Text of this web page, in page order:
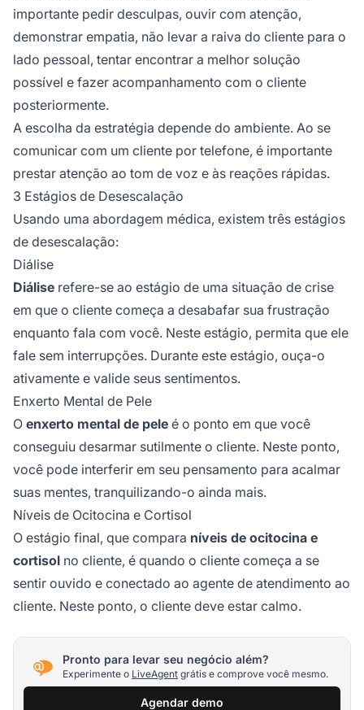
importante pedir desculpas, ouvir com atenção,
demonstrar empatia, não levar a raiva do cliente para o
lado pessoal, tentar encontrar a melhor solução
possível e fazer acompanhamento com o cliente
posteriormente.
A escolha da estratégia depende do ambiente. Ao se
comunicar com um cliente por telefone, é importante
prestar atenção ao tom de voz e às reações rápidas.
3 Estágios de Desescalação
Usando uma abordagem médica, existem três estágios
de desescalação:
Diálise
Diálise refere-se ao estágio de uma situação de crise
em que o cliente começa a desabafar sua frustração
enquanto fala com você. Neste estágio, permita que ele
fale sem interrupções. Durante este estágio, ouça-o
ativamente e valide seus sentimentos.
Enxerto Mental de Pele
O enxerto mental de pele é o ponto em que você
conseguiu desarmar sutilmente o cliente. Neste ponto,
você pode interferir em seu pensamento para acalmar
suas mentes, tranquilizando-o ainda mais.
Níveis de Ocitocina e Cortisol
O estágio final, que compara níveis de ocitocina e
cortisol no cliente, é quando o cliente começa a se
sentir ouvido e conectado ao agente de atendimento ao
cliente. Neste ponto, o cliente deve estar calmo.
Pronto para levar seu negócio além?
Experimente o LiveAgent grátis e comprove você mesmo.
Agendar demo